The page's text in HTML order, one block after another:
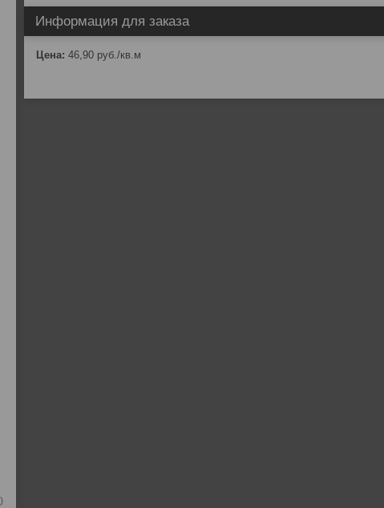
Информация для заказа
Цена: 46,90 руб./кв.м